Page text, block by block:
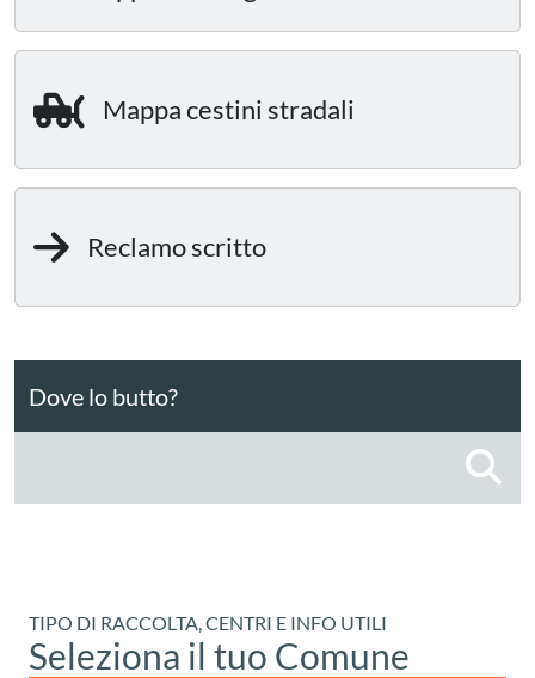
Mappa cestini stradali
Reclamo scritto
Dove lo butto?
TIPO DI RACCOLTA, CENTRI E INFO UTILI
Seleziona il tuo Comune